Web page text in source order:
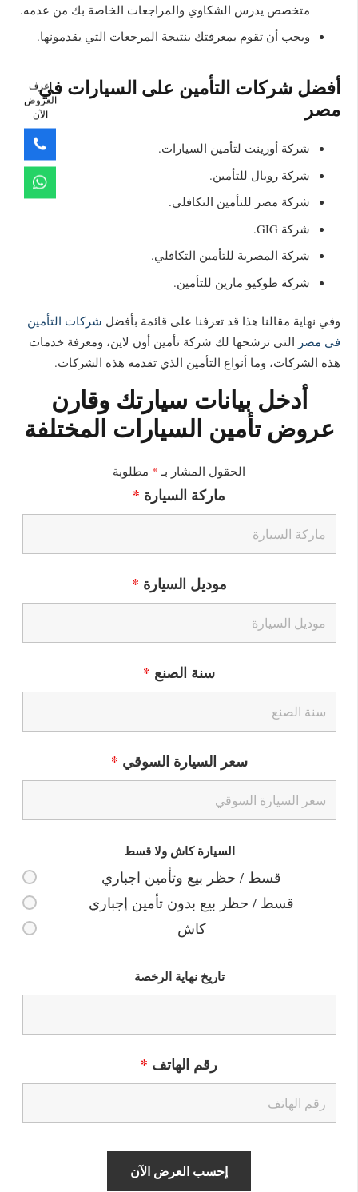
متخصص يدرس الشكاوي والمراجعات الخاصة بك من عدمه.
ويجب أن تقوم بمعرفتك بنتيجة المرجعات التي يقدمونها.
أفضل شركات التأمين على السيارات في
مصر
شركة أورينت لتأمين السيارات.
شركة رويال للتأمين.
شركة مصر للتأمين التكافلي.
شركة GIG.
شركة المصرية للتأمين التكافلي.
شركة طوكيو مارين للتأمين.
وفي نهاية مقالنا هذا قد تعرفنا على قائمة بأفضل شركات التأمين
في مصر التي ترشحها لك شركة تأمين أون لاين، ومعرفة خدمات
هذه الشركات، وما أنواع التأمين الذي تقدمه هذه الشركات.
أدخل بيانات سيارتك وقارن
عروض تأمين السيارات المختلفة
الحقول المشار بـ * مطلوبة
ماركة السيارة *
موديل السيارة *
سنة الصنع *
سعر السيارة السوقي *
السيارة كاش ولا قسط
قسط / حظر بيع وتأمين اجباري
قسط / حظر بيع بدون تأمين إجباري
كاش
تاريخ نهاية الرخصة
رقم الهاتف *
اعرف
العروض
الآن